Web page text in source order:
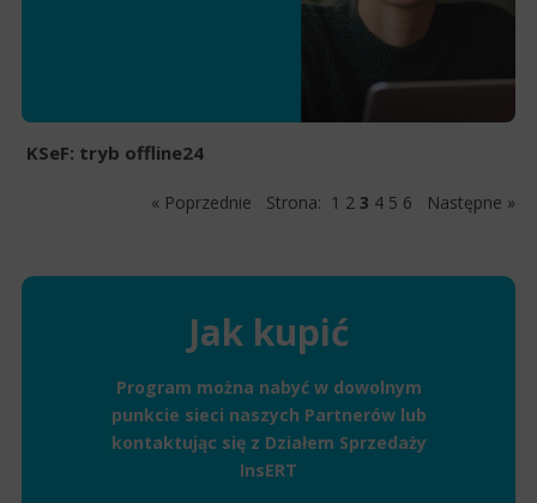
KSeF: tryb offline24
« Poprzednie Strona: 1 2 3 4 5 6 Następne »
Jak kupić
Program można nabyć w dowolnym
punkcie sieci naszych Partnerów lub
kontaktując się z Działem Sprzedaży
InsERT